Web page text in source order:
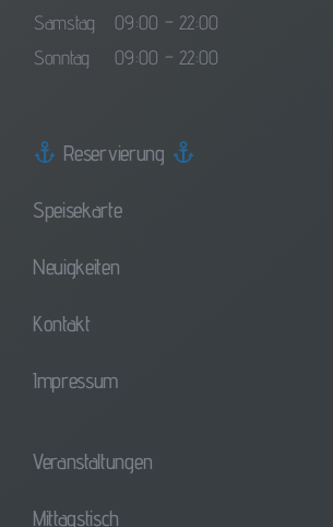
Samstag
09:00 – 22:00
Sonntag
09:00 – 22:00
Reservierung
Speisekarte
Neuigkeiten
Kontakt
Impressum
Veranstaltungen
Mittagstisch